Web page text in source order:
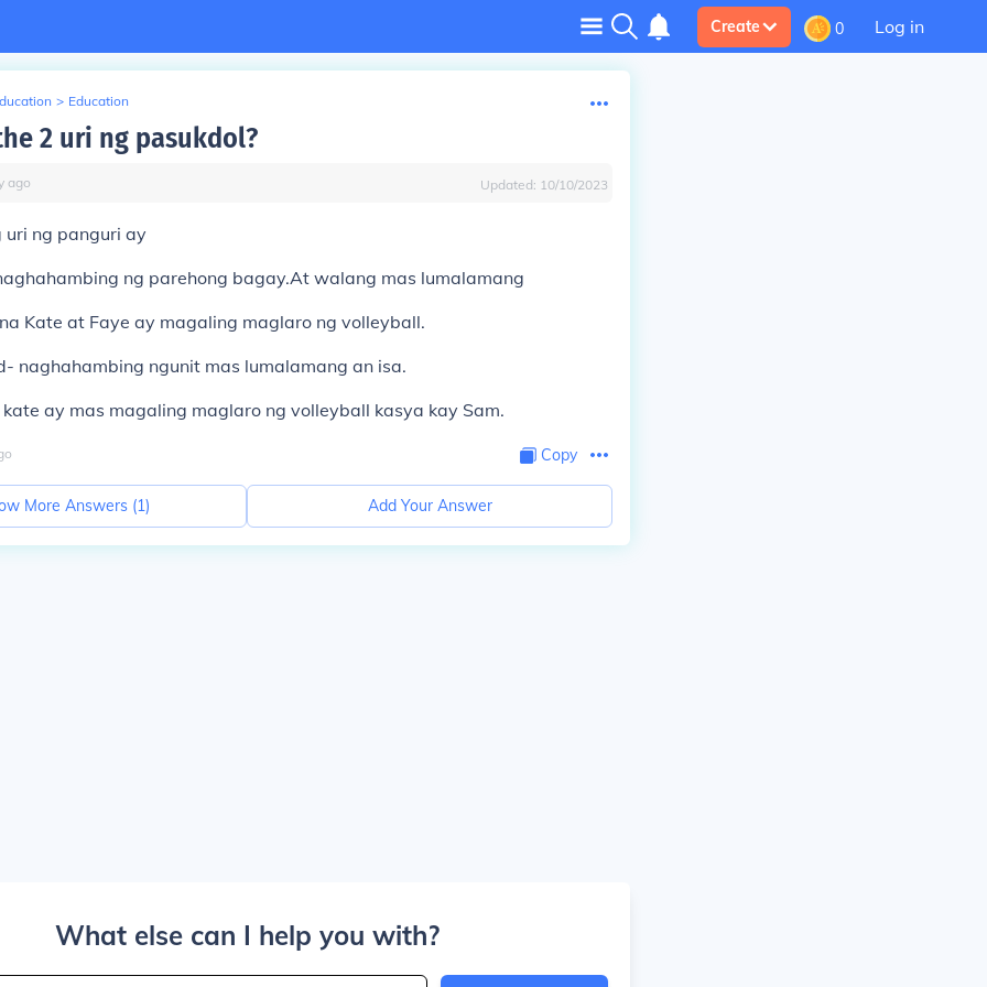
Create 0 Log in
> Education
2 uri ng pasukdol?
ago Updated: 10/10/2023
ng panguri ay
ng parehong bagay.At walang mas lumalamang
Kate at Faye ay magaling maglaro ng volleyball.
naghahambing ngunit mas lumalamang an isa.
ay mas magaling maglaro ng volleyball kasya kay Sam.
Copy
More Answers (1) Add Your Answer
What else can I help you with?